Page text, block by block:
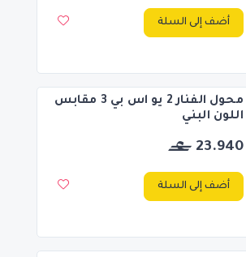
أضف إلى السلة
محول الفنار 2 يو اس بي 3 مقابس
اللون البني
23.940
أضف إلى السلة